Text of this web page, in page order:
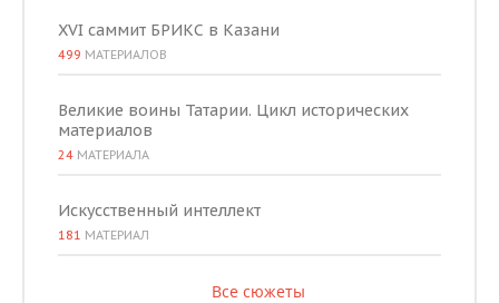
XVI саммит БРИКС в Казани
499 МАТЕРИАЛОВ
Великие воины Татарии. Цикл исторических
материалов
24 МАТЕРИАЛА
Искусственный интеллект
181 МАТЕРИАЛ
Все сюжеты